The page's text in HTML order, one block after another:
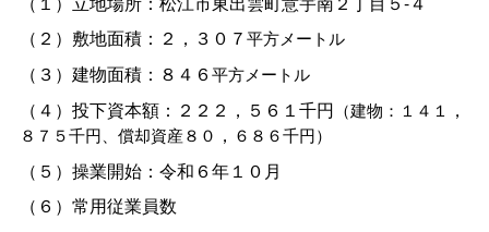
（２）敷地面積：２，３０７ 平方メートル
（３）建物面積：８４６ 平方メートル
（４）投下資本額：２２２，５６１千円 （建物：１４１ ，
８７５千円、 償却資産 ８０ ， ６８６千円）
（５）操業開始：令和６年１０月
（６）常用従業員数